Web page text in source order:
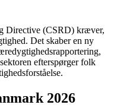
Directive (CSRD) kræver,
Det skaber en ny
efterspørger folk
2026